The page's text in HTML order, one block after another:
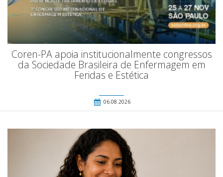
Coren-PA apoia institucionalmente congressos
da Sociedade Brasileira de Enfermagem em
Feridas e Estética
06.08.2026